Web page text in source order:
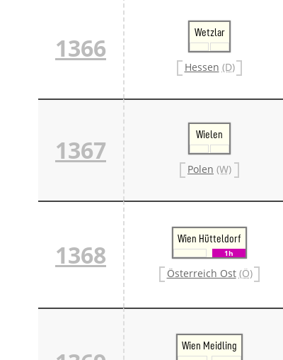
1366
Wetzlar
Hessen (D)
1367
Wielen
Polen (W)
1368
Wien Hütteldorf
1h
Österreich Ost (Ö)
Wien Meidling